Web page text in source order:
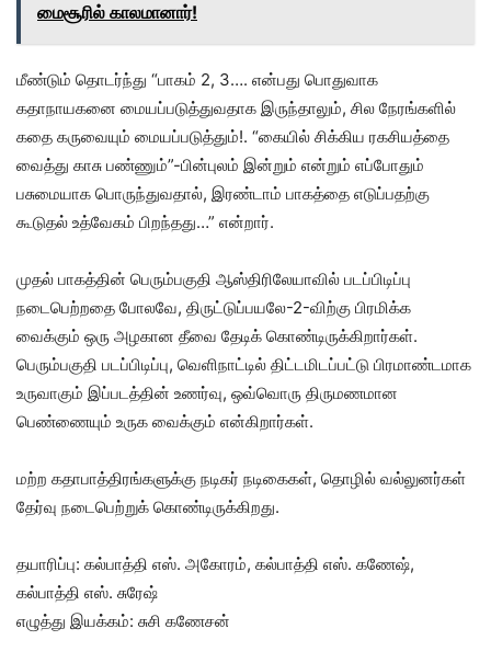
மைசூரில் காலமானார்!
மீண்டும் தொடர்ந்து “பாகம் 2, 3…. என்பது பொதுவாக
கதாநாயகனை மையப்படுத்துவதாக இருந்தாலும், சில நேரங்களில்
கதை கருவையும் மையப்படுத்தும்!. “கையில் சிக்கிய ரகசியத்தை
வைத்து காசு பண்ணும்”-பின்புலம் இன்றும் என்றும் எப்போதும்
பசுமையாக பொருந்துவதால், இரண்டாம் பாகத்தை எடுப்பதற்கு
கூடுதல் உத்வேகம் பிறந்தது…” என்றார்.
முதல் பாகத்தின் பெரும்பகுதி ஆஸ்திரிலேயாவில் படப்பிடிப்பு
நடைபெற்றதை போலவே, திருட்டுப்பயலே-2-விற்கு பிரமிக்க
வைக்கும் ஒரு அழகான தீவை தேடிக் கொண்டிருக்கிறார்கள்.
பெரும்பகுதி படப்பிடிப்பு, வெளிநாட்டில் திட்டமிடப்பட்டு பிரமாண்டமாக
உருவாகும் இப்படத்தின் உணர்வு, ஒவ்வொரு திருமணமான
பெண்ணையும் உருக வைக்கும் என்கிறார்கள்.
மற்ற கதாபாத்திரங்களுக்கு நடிகர் நடிகைகள், தொழில் வல்லுனர்கள்
தேர்வு நடைபெற்றுக் கொண்டிருக்கிறது.
தயாரிப்பு: கல்பாத்தி எஸ். அகோரம், கல்பாத்தி எஸ். கணேஷ்,
கல்பாத்தி எஸ். சுரேஷ்
எழுத்து இயக்கம்: சுசி கணேசன்